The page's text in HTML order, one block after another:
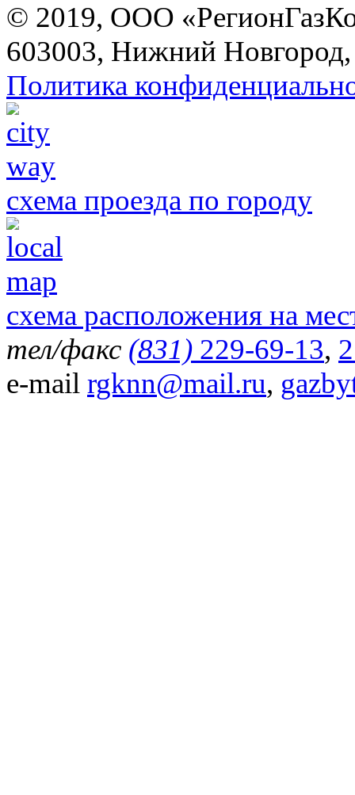
© 2019, ООО
603003, Нижний
Политика
схема проезда по городу
схема расположения на
тел/факс (831) 229-69-13,
e-mail rgknn@mail.ru,